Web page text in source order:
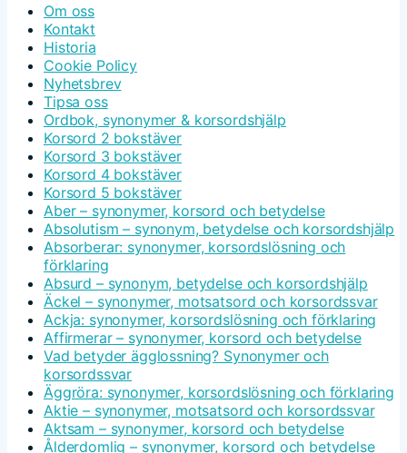
Om oss
Kontakt
Historia
Cookie Policy
Nyhetsbrev
Tipsa oss
Ordbok, synonymer & korsordshjälp
Korsord 2 bokstäver
Korsord 3 bokstäver
Korsord 4 bokstäver
Korsord 5 bokstäver
Aber – synonymer, korsord och betydelse
Absolutism – synonym, betydelse och korsordshjälp
Absorberar: synonymer, korsordslösning och
förklaring
Absurd – synonym, betydelse och korsordshjälp
Äckel – synonymer, motsatsord och korsordssvar
Ackja: synonymer, korsordslösning och förklaring
Affirmerar – synonymer, korsord och betydelse
Vad betyder ägglossning? Synonymer och
korsordssvar
Äggröra: synonymer, korsordslösning och förklaring
Aktie – synonymer, motsatsord och korsordssvar
Aktsam – synonymer, korsord och betydelse
Ålderdomlig – synonymer, korsord och betydelse